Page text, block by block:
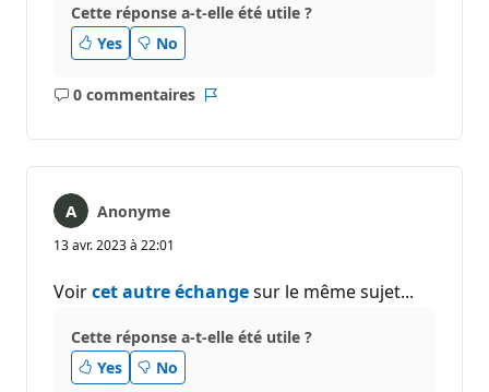
Cette réponse a-t-elle été utile ?
Yes
No
0 commentaires
Aucun
Anonyme
13 avr. 2023 à 22:01
Voircet autre échangesur le même sujet...
Cette réponse a-t-elle été utile ?
Yes
No